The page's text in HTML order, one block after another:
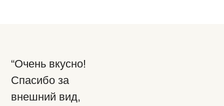
“Очень вкусно!
Спасибо за
внешний вид,